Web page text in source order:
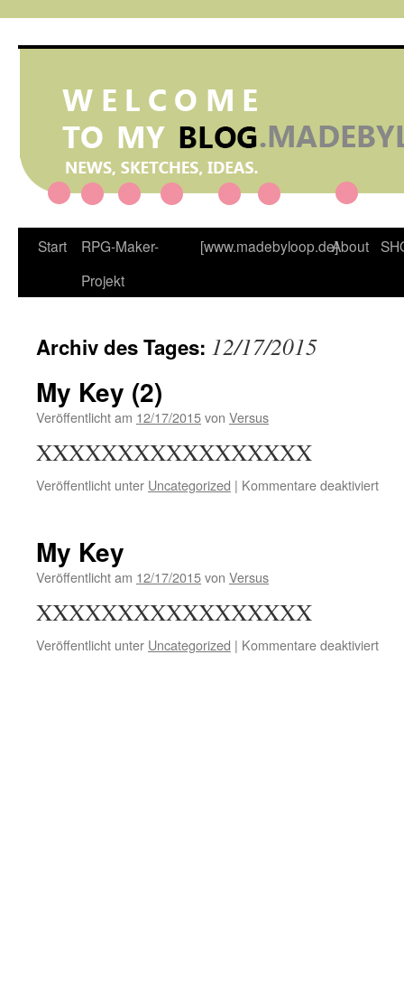
Start
RPG-Maker-
Projekt
[www.madebyloop.de]About
Archiv des Tages: 12/17/2015
My Key (2)
Veröffentlicht am 12/17/2015von Versus
XXXXXXXXXXXXXXXXX
Veröffentlicht unter Uncategorized | Kommentare deaktiviertfür
My Key
Veröffentlicht am 12/17/2015von Versus
XXXXXXXXXXXXXXXXX
Veröffentlicht unter Uncategorized | Kommentare deaktiviertfür